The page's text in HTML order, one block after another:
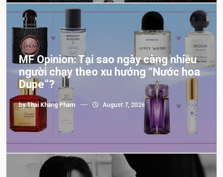
MF Opinion: Tại sao ngày càng nhiều
người chạy theo xu hướng “Nước hoa
Dupe”?
byThai Khang Pham August 7, 2026